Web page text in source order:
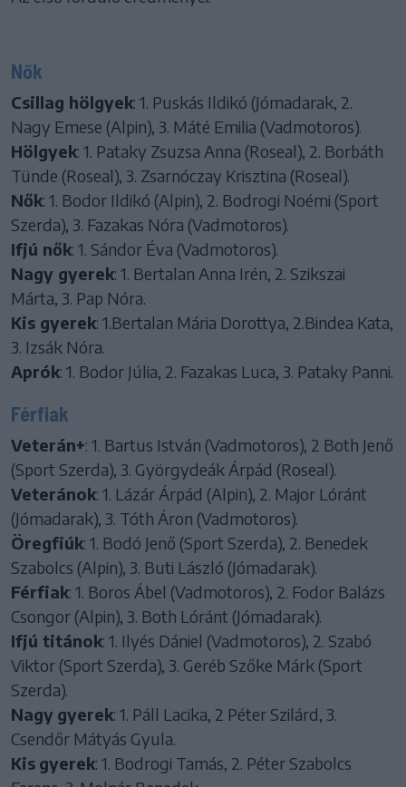
Nők
Csillag hölgyek: 1. Puskás Ildikó (Jómadarak, 2.
Nagy Emese (Alpin), 3. Máté Emilia (Vadmotoros).
Hölgyek: 1. Pataky Zsuzsa Anna (Roseal), 2. Borbáth
Tünde (Roseal), 3. Zsarnóczay Krisztina (Roseal).
Nők: 1. Bodor Ildikó (Alpin), 2. Bodrogi Noémi (Sport
Szerda), 3. Fazakas Nóra (Vadmotoros).
Ifjú nők: 1. Sándor Éva (Vadmotoros).
Nagy gyerek: 1. Bertalan Anna Irén, 2. Szikszai
Márta, 3. Pap Nóra.
Kis gyerek: 1.Bertalan Mária Dorottya, 2.Bindea Kata,
3. Izsák Nóra.
Aprók: 1. Bodor Júlia, 2. Fazakas Luca, 3. Pataky Panni.
Férfiak
Veterán+: 1. Bartus István (Vadmotoros), 2 Both Jenő
(Sport Szerda), 3. Györgydeák Árpád (Roseal).
Veteránok: 1. Lázár Árpád (Alpin), 2. Major Lóránt
(Jómadarak), 3. Tóth Áron (Vadmotoros).
Öregfiúk: 1. Bodó Jenő (Sport Szerda), 2. Benedek
Szabolcs (Alpin), 3. Buti László (Jómadarak).
Férfiak: 1. Boros Ábel (Vadmotoros), 2. Fodor Balázs
Csongor (Alpin), 3. Both Lóránt (Jómadarak).
Ifjú titánok: 1. Ilyés Dániel (Vadmotoros), 2. Szabó
Viktor (Sport Szerda), 3. Geréb Szőke Márk (Sport
Szerda).
Nagy gyerek: 1. Páll Lacika, 2 Péter Szilárd, 3.
Csendőr Mátyás Gyula.
Kis gyerek: 1. Bodrogi Tamás, 2. Péter Szabolcs